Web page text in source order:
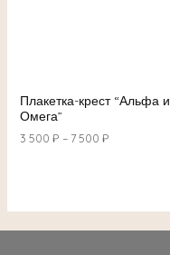
Плакетка-крест “Альфа и
Омега”
3 500 ₽ – 7 500 ₽